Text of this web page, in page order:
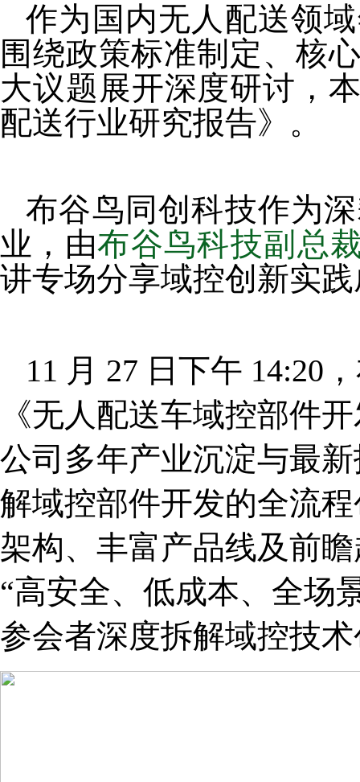
作为国内无人配送领
围绕政策标准制定、核
大议题展开深度研讨，
配送行业研究报告》。
布谷鸟同创科技作为
业，由布谷鸟科技副总
讲专场分享域控创新实
11 月 27 日下午 14:20
《无人配送车域控部件
公司多年产业沉淀与最
解域控部件开发的全流
架构、丰富产品线及前
“高安全、低成本、全场
参会者深度拆解域控技